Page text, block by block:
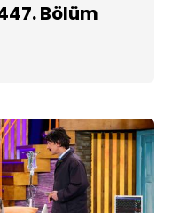
Bölüm